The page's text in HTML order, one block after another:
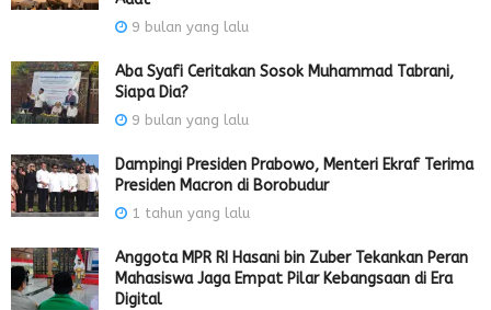
9 bulan yang lalu
Aba Syafi Ceritakan Sosok Muhammad Tabrani,
Siapa Dia?
9 bulan yang lalu
Dampingi Presiden Prabowo, Menteri Ekraf Terima
Presiden Macron di Borobudur
1 tahun yang lalu
Anggota MPR RI Hasani bin Zuber Tekankan Peran
Mahasiswa Jaga Empat Pilar Kebangsaan di Era
Digital